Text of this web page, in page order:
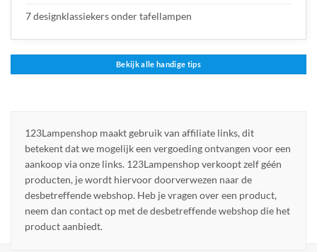
7 designklassiekers onder tafellampen
Bekijk alle handige tips
123Lampenshop maakt gebruik van affiliate links, dit
betekent dat we mogelijk een vergoeding ontvangen voor een
aankoop via onze links. 123Lampenshop verkoopt zelf géén
producten, je wordt hiervoor doorverwezen naar de
desbetreffende webshop. Heb je vragen over een product,
neem dan contact op met de desbetreffende webshop die het
product aanbiedt.